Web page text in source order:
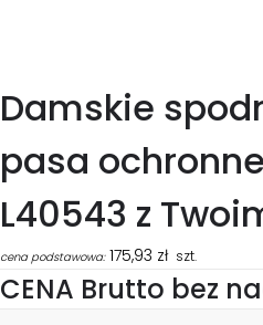
Damskie
pasa
L40543 z
cena podstawowa: 175,93 zł szt.
CENA Brutto bez